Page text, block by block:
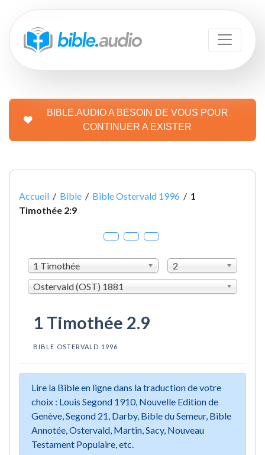
BIBLE.AUDIO A BESOIN DE VOUS POUR
CONTINUER A EXISTER
Accueil / Bible / Bible Ostervald 1996 / 1
Timothée 2:9
1 Timothée
2
Ostervald (OST) 1881
1 Timothée 2.9
BIBLE OSTERVALD 1996
Lire la Bible en ligne dans la traduction de votre
choix : Louis Segond 1910, Nouvelle Edition de
Genève, Segond 21, Darby, Bible du Semeur, Bible
Annotée, Ostervald, Martin, Sacy, Nouveau
Testament Populaire, etc.